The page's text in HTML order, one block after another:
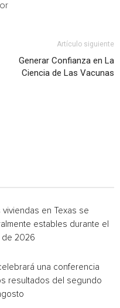
Artículo siguiente
Generar Confianza en La
Ciencia de Las Vacunas
en Texas se
estables durante el
de 2026
una conferencia
resultados del segundo